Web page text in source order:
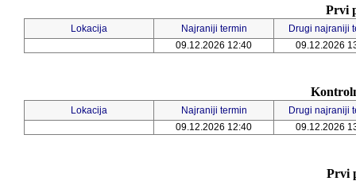
Prvi
Lokacija Najraniji termin
Drugi najraniji
09.12.2026 12:40
09.12.2026
Lokacija Najraniji termin
Drugi najraniji
09.12.2026 12:40
09.12.2026
Prvi